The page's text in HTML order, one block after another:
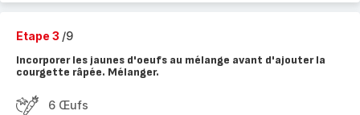
Etape 3 /9
Incorporer les jaunes d'oeufs au mélange avant d'ajouter la
courgette râpée. Mélanger.
6 Œufs